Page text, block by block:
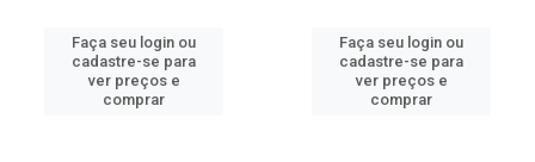
Faça seu login ou
cadastre-se para
ver preços e
comprar
Faça seu login ou
cadastre-se para
ver preços e
comprar